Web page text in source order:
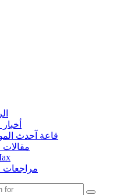
قاعة آحدث